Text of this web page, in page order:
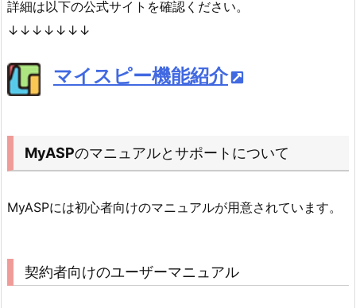
詳細は以下の公式サイトを確認ください。
↓↓↓↓↓↓↓
マイスピー機能紹介
MyASPのマニュアルとサポートについて
MyASPには初心者向けのマニュアルが用意されています。
契約者向けのユーザーマニュアル